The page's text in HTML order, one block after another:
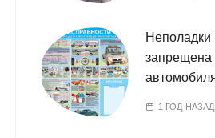
Неполадки
запрещена
1 ГОД НАЗАД